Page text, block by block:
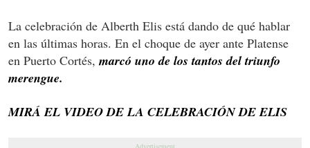
La celebración de Alberth Elis está dando de qué hablar
en las últimas horas. En el choque de ayer ante Platense
en Puerto Cortés, marcó uno de los tantos del triunfo
merengue.
MIRÁ EL VIDEO DE LA CELEBRACIÓN DE ELIS